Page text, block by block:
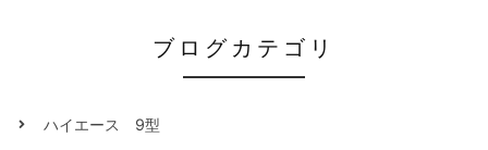
ブログカテゴリ
ハイエース 9型